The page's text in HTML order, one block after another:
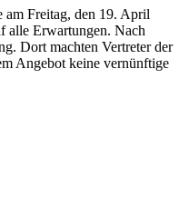
am Freitag, den 19. April
alle Erwartungen. Nach
Dort machten Vertreter der
Angebot keine vernünftige